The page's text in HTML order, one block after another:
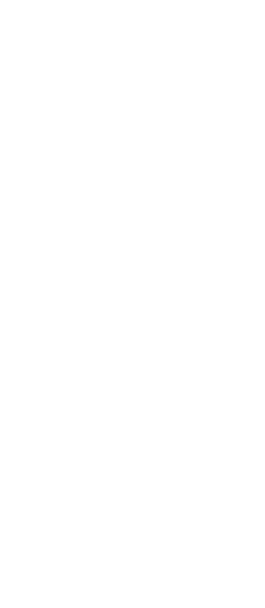
担当のオムロン制御機器販売店・
または開示しないようお願いしま
、I-Webメンバーズにご登録され
て、当社および当社の共同利用者
。
有を証明するものではありません。
での期間は出荷製品に未対応品が
ル酸ブチルベンジル) : 1000ppm、
す。
深刻な影響を及ぼさない年数を意
その他武器並びにこれらの製造装
内容を当該第三者に通知します。
それがある場合は、取り引きをい
たはお客様担当のオムロン制御